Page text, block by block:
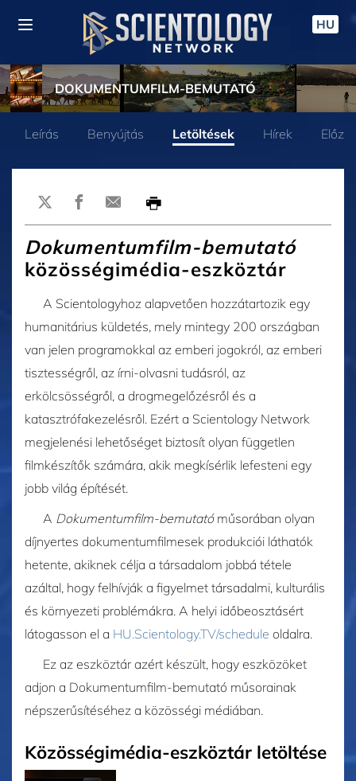
HU
DOKUMENTUMFILM-BEMUTATÓ
Leírás Benyújtás Letöltések Hírek
Dokumentumfilm-bemutató
közösségimédia-eszköztár
A Scientologyhoz alapvetően hozzátartozik egy
humanitárius küldetés, mely mintegy 200 országban
van jelen programokkal az emberi jogokról, az emberi
tisztességről, az írni-olvasni tudásról, az
erkölcsösségről, a drogmegelőzésről és a
katasztrófakezelésről. Ezért a Scientology Network
megjelenési lehetőséget biztosít olyan független
filmkészítők számára, akik megkísérlik lefesteni egy
jobb világ építését.
A Dokumentumfilm-bemutatóműsorában olyan
díjnyertes dokumentumfilmesek produkciói láthatók
hetente, akiknek célja a társadalom jobbá tétele
azáltal, hogy felhívják a figyelmet társadalmi, kulturális
és környezeti problémákra. A helyi időbeosztásért
látogasson el a HU.Scientology.TV/schedule oldalra.
Ez az eszköztár azért készült, hogy eszközöket
adjon a Dokumentumfilm-bemutató műsorainak
népszerűsítéséhez a közösségi médiában.
Közösségimédia-eszköztár letöltése